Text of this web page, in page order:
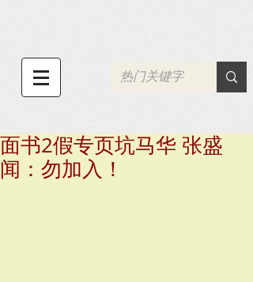
面书2假专页坑马华 张盛
闻：勿加入！